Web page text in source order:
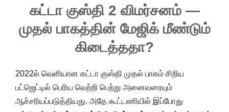
கட்டா குஸ்தி 2 விமர்சனம் —
முதல் பாகத்தின் மேஜிக் மீண்டும்
கிடைத்ததா?
2022ல் வெளியான கட்டா குஸ்தி முதல் பாகம் சிறிய
பட்ஜெட்டில் பெரிய வெற்றி பெற்று அனைவரையும்
ஆச்சரியப்படுத்தியது. அதே கூட்டணியில் இப்போது